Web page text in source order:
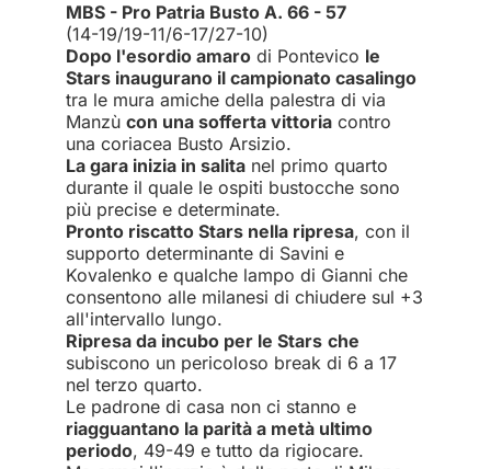
MBS - Pro Patria Busto A. 66 - 57
(14-19/19-11/6-17/27-10)
Dopo l'esordio amaro di Pontevico le
Stars inaugurano il campionato casalingo
tra le mura amiche della palestra di via
Manzù con una sofferta vittoria contro
una coriacea Busto Arsizio.
La gara inizia in salita nel primo quarto
durante il quale le ospiti bustocche sono
più precise e determinate.
Pronto riscatto Stars nella ripresa, con il
supporto determinante di Savini e
Kovalenko e qualche lampo di Gianni che
consentono alle milanesi di chiudere sul +3
all'intervallo lungo.
Ripresa da incubo per le Stars che
subiscono un pericoloso break di 6 a 17
nel terzo quarto.
Le padrone di casa non ci stanno e
riagguantano la parità a metà ultimo
periodo, 49-49 e tutto da rigiocare.